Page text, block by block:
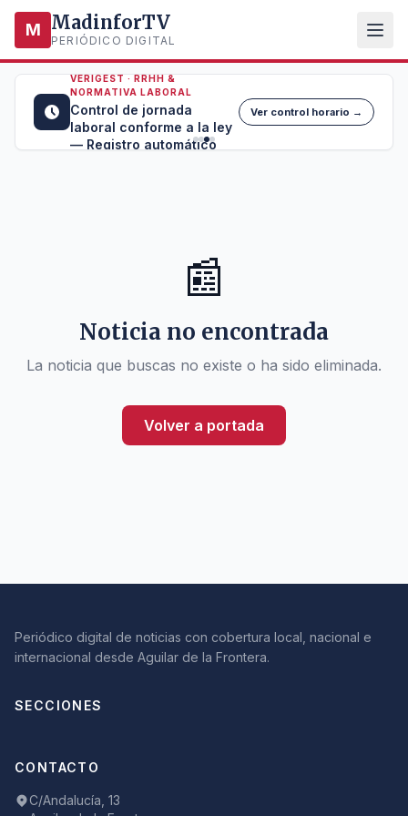
M MadinforTV
PERIÓDICO DIGITAL
VERIGEST · RRHH &
NORMATIVA LABORAL
Control de jornada
laboral conforme a la ley
— Registro automático
Ver control horario →
📰
Noticia no encontrada
La noticia que buscas no existe o ha sido eliminada.
Volver a portada
Periódico digital de noticias con cobertura local, nacional e
internacional desde Aguilar de la Frontera.
SECCIONES
CONTACTO
C/Andalucía, 13